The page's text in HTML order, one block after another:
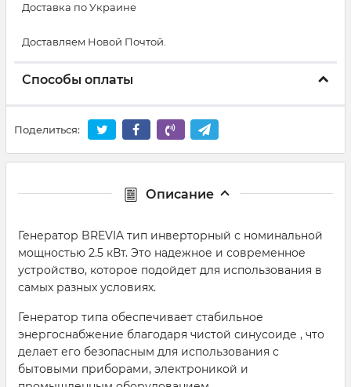
Доставка по Украине
Доставляем Новой Почтой.
Способы оплаты
Поделиться:
Описание
Генератор BREVIA тип инверторный с номинальной
мощностью 2.5 кВт. Это надежное и современное
устройство, которое подойдет для использования в
самых разных условиях.
Генератор типа обеспечивает стабильное
энергоснабжение благодаря чистой синусоиде , что
делает его безопасным для использования с
бытовыми приборами, электроникой и